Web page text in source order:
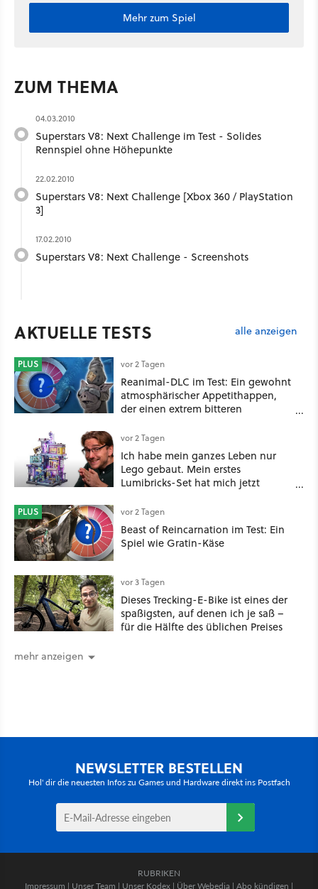
Mehr zum Spiel
ZUM THEMA
04.03.2010
Superstars V8: Next Challenge im Test - Solides
Rennspiel ohne Höhepunkte
22.02.2010
Superstars V8: Next Challenge [Xbox 360 / PlayStation
3]
17.02.2010
Superstars V8: Next Challenge - Screenshots
AKTUELLE TESTS alle anzeigen
PLUS vor 2 Tagen
Reanimal-DLC im Test: Ein gewohnt
atmosphärischer Appetithappen,
der einen extrem bitteren
vor 2 Tagen
Ich habe mein ganzes Leben nur
Lego gebaut. Mein erstes
Lumibricks-Set hat mich jetzt
Stack im Test
PLUS vor 2 Tagen
Beast of Reincarnation im Test: Ein
Spiel wie Gratin-Käse
vor 3 Tagen
Dieses Trecking-E-Bike ist eines der
spaßigsten, auf denen ich je saß –
für die Hälfte des üblichen Preises
mehr anzeigen
NEWSLETTER BESTELLEN
Hol' dir die neuesten Infos zu Games und Hardware direkt ins Postfach
RUBRIKEN
Impressum | Unser Team | Unser Kodex | Über Webedia | Abo kündigen |